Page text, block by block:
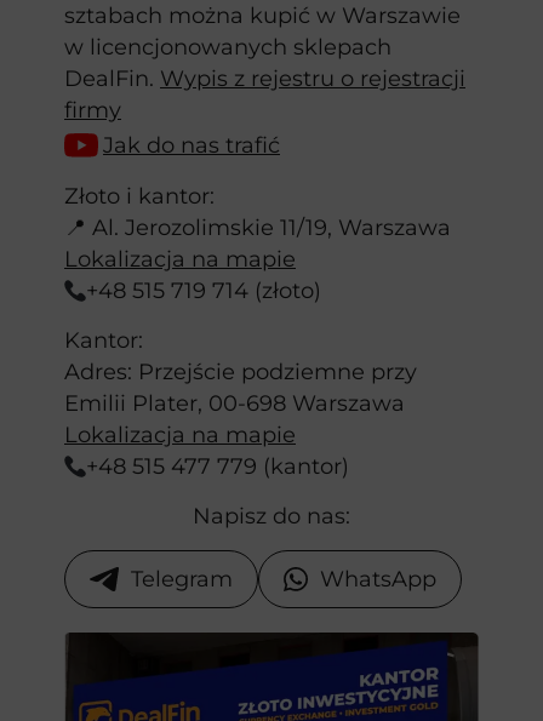
sztabach można kupić w Warszawie
w licencjonowanych sklepach
DealFin. Wypis z rejestru o rejestracji
firmy
Jak do nas trafić
Złoto i kantor:
📍 Al. Jerozolimskie 11/19, Warszawa
Lokalizacja na mapie
+48 515 719 714 (złoto)
Kantor:
Adres: Przejście podziemne przy
Emilii Plater, 00-698 Warszawa
Lokalizacja na mapie
+48 515 477 779 (kantor)
Napisz do nas:
Telegram WhatsApp